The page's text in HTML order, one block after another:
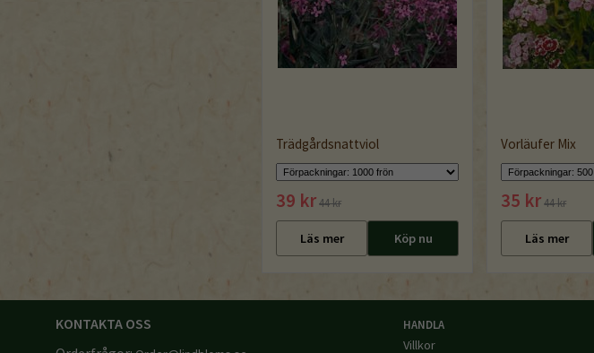
Trädgårdsnattviol
39 kr44 kr
Läs mer Köp nu
Vorläufer Mix
35 kr 44 kr
Läs mer
KONTAKTA OSS
HANDLA
Villkor